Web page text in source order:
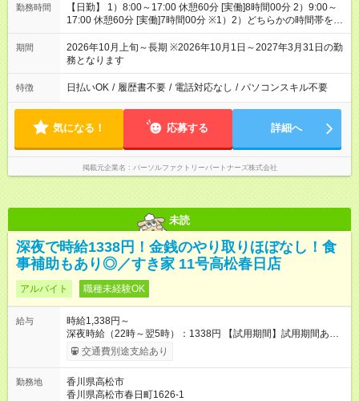
勤務時間
【日勤】 1）8:00～17:00 休憩60分 [実働]8時間00分 2）9:00～
17:00 休憩60分 [実働]7時間00分 ※1）2）どちらかの時間帯を選
べます。
期間
2026年10月上旬～長期 ※2026年10月1日～2027年3月31日の勤
務となります
特徴 日払いOK / 履歴書不要 / 電話対応なし / パソコンスキル不要
気になる！ 応募する 詳細へ
掲載元企業名 パーソルファクトリーパートナーズ株式会社
未読
深夜で時給1338円！金銭のやり取りほぼなし！食
事補助もあり◎／すき家 11号高松春日店
アルバイト 職種未経験OK
給与
時給1,338円～
深夜時給（22時～翌5時）：1338円 【試用期間】試用期間あり
試用期間の長さ：1ヶ月 雇用形態、給与は本採用時と同じです。
試用期間の実態は30日（※条件変更なし）ですが、切り上げで
同時給）
交通費別途支給あり
勤務地
香川県高松市
香川県高松市春日町1626-1